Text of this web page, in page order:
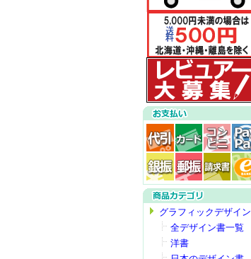
グラフィックデザイン
全デザイン書一覧
洋書